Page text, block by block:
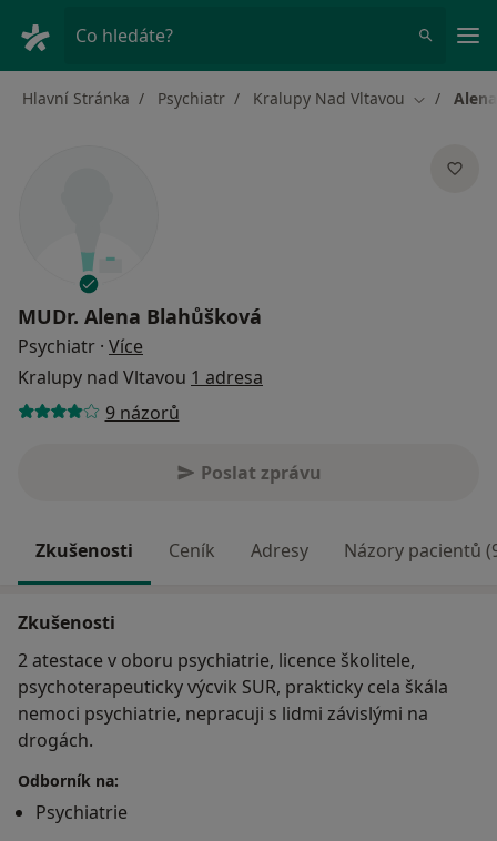
Co hledáte?
Hlavní Stránka Psychiatr Kralupy Nad Vltavou Změna
MUDr. Alena Blahůšková
Psychiatr · Více
Kralupy nad Vltavou 1 adresa
9 názorů
Poslat zprávu
Zkušenosti Ceník Adresy Názory pacientů
Zkušenosti
2 atestace v oboru psychiatrie, licence školitele,
psychoterapeuticky výcvik SUR, prakticky cela škála
nemoci psychiatrie, nepracuji s lidmi závislými na
drogách.
Odborník na:
Psychiatrie